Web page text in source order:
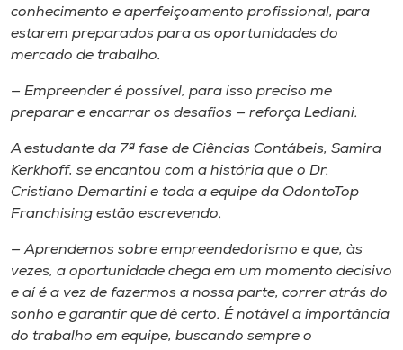
conhecimento e aperfeiçoamento profissional, para
estarem preparados para as oportunidades do
mercado de trabalho.
— Empreender é possível, para isso preciso me
preparar e encarrar os desafios — reforça Lediani.
A estudante da 7ª fase de Ciências Contábeis, Samira
Kerkhoff, se encantou com a história que o Dr.
Cristiano Demartini e toda a equipe da OdontoTop
Franchising estão escrevendo.
— Aprendemos sobre empreendedorismo e que, às
vezes, a oportunidade chega em um momento decisivo
e aí é a vez de fazermos a nossa parte, correr atrás do
sonho e garantir que dê certo. É notável a importância
do trabalho em equipe, buscando sempre o